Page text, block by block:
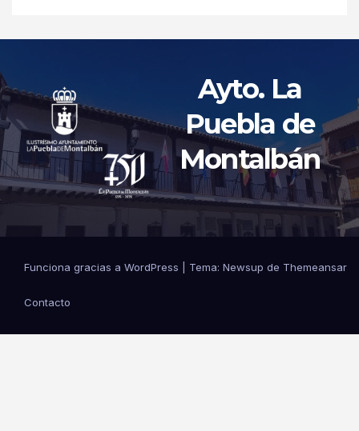
Ayto. La
Puebla de
Montalbán
Funciona gracias a WordPress Tema: Newsup de Themeansar
Contacto